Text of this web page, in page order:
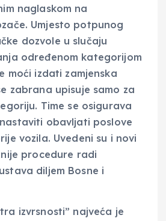
naglaskom na
Umjesto potpunog
dozvole u slučaju
određenom kategorijom
moći izdati zamjenska
zabrana upisuje samo za
Time se osigurava
obavljati poslove
vozila. Uvedeni su i novi
procedure radi
diljem Bosne i
izvrsnosti” najveća je